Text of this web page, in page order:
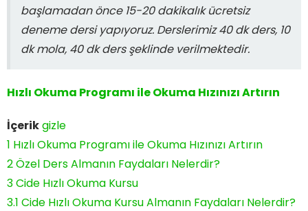
başlamadan önce 15-20 dakikalık ücretsiz
deneme dersi yapıyoruz. Derslerimiz 40 dk ders, 10
dk mola, 40 dk ders şeklinde verilmektedir.
Hızlı Okuma Programı ile Okuma Hızınızı Artırın
İçerikgizle
1 Hızlı Okuma Programı ile Okuma Hızınızı Artırın
2Özel Ders Almanın Faydaları Nelerdir?
3Cide Hızlı Okuma Kursu
3.1 Cide Hızlı Okuma Kursu Almanın Faydaları Nelerdir?